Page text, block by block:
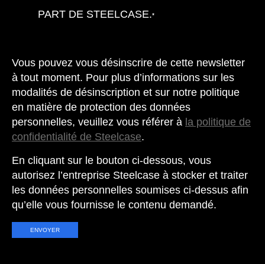
PART DE STEELCASE.*
Vous pouvez vous désinscrire de cette newsletter
à tout moment. Pour plus d’informations sur les
modalités de désinscription et sur notre politique
en matière de protection des données
personnelles, veuillez vous référer à la politique de
confidentialité de Steelcase.
En cliquant sur le bouton ci-dessous, vous
autorisez l’entreprise Steelcase à stocker et traiter
les données personnelles soumises ci-dessus afin
qu’elle vous fournisse le contenu demandé.